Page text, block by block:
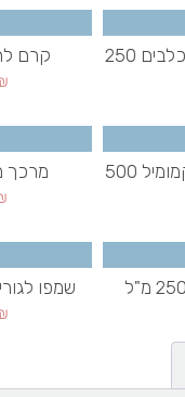
נוזל אנטי פרזיטים לכלבים 250
קרם לחיות
שמפו טבעי לוונדר וקמומיל 500
מרכך מזין
שמפו לגורי